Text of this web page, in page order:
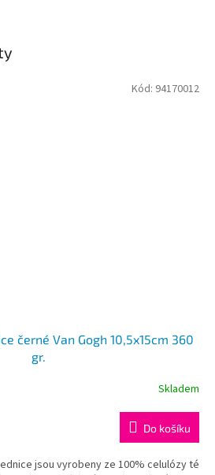
černé Van Gogh 10,5x15cm 360
gr.
Skladem
Do košíku
jsou vyrobeny ze 100% celulózy té
Kód: 94170012